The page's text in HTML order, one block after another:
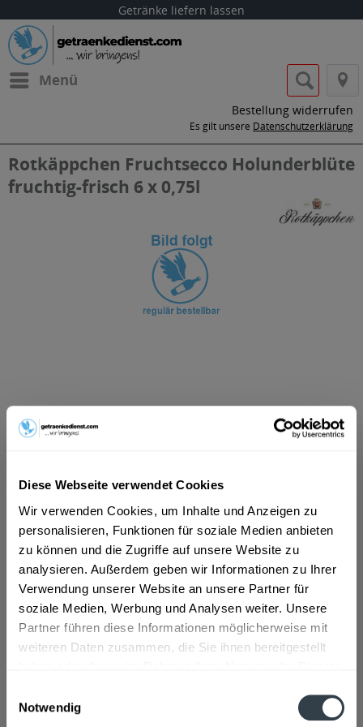
Diese Webseite verwendet Cookies
Wir verwenden Cookies, um Inhalte und Anzeigen zu
personalisieren, Funktionen für soziale Medien anbieten
zu können und die Zugriffe auf unsere Website zu
analysieren. Außerdem geben wir Informationen zu Ihrer
Verwendung unserer Website an unsere Partner für
soziale Medien, Werbung und Analysen weiter. Unsere
Partner führen diese Informationen möglicherweise mit
weiteren Daten zusammen, die Sie ihnen bereitgestellt
Notwendig
Getränke liefern lassen
Menü
Bestellung widerrufen
Es gilt unsere Datenschutzerklärung
Rotkäppchen Fruchtsecco Holunderblüte
fruchtig-frisch 6 x 0,75l
ab 28,71 € *
Vorrätig
In den Warenkorb
Artikel-Nr.:
32436
Verfügbar in:
Beschreibung
mehr
Geschmacksrichtung: